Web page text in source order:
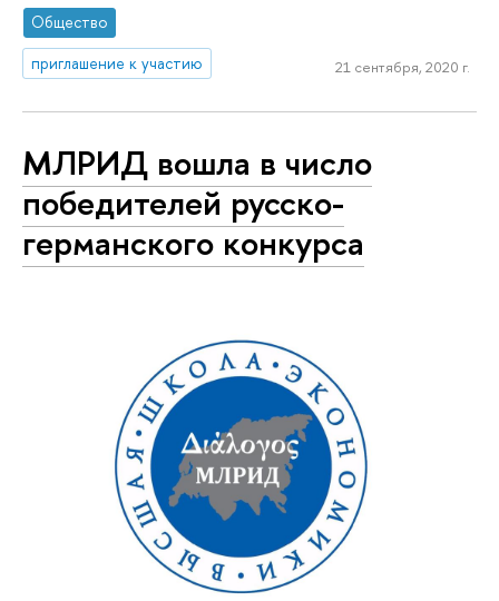
Общество
приглашение к участию
21 сентября, 2020 г.
МЛРИД вошла в число
победителей русско-
германского конкурса